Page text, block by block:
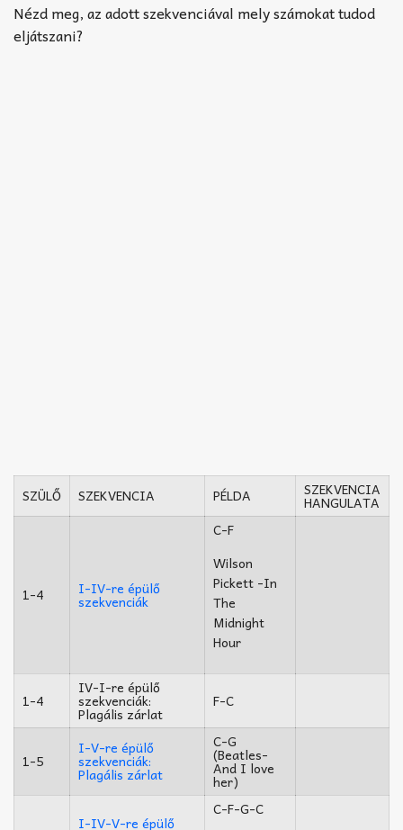
Nézd meg, az adott szekvenciával mely számokat tudod
eljátszani?
SZÜLŐ SZEKVENCIA PÉLDA SZEKVENCIA
HANGULATA
1-4 I-IV-re épülő
szekvenciák
C-F
Wilson
Pickett -In
The
Midnight
Hour
1-4
IV-I-re épülő
szekvenciák:
Plagális zárlat
F-C
1-5
I-V-re épülő
szekvenciák:
Plagális zárlat
C-G
(Beatles-
And I love
her)
I-IV-V-re épülő
C-F-G-C